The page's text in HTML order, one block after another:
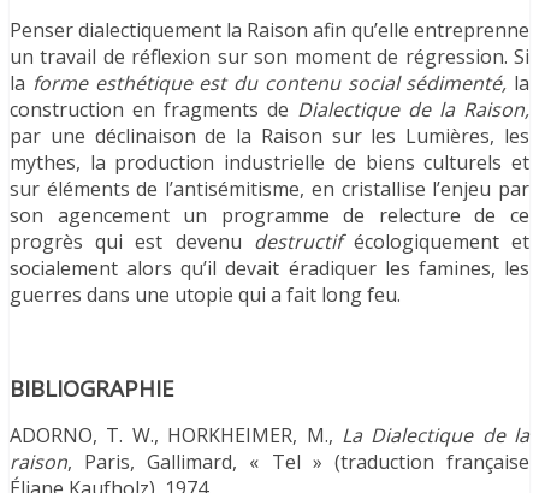
Penser dialectiquement la Raison afin qu’elle entreprenne
un travail de réflexion sur son moment de régression. Si
la forme esthétique est du contenu social sédimenté, la
construction en fragments de Dialectique de la Raison,
par une déclinaison de la Raison sur les Lumières, les
mythes, la production industrielle de biens culturels et
sur éléments de l’antisémitisme, en cristallise l’enjeu par
son agencement un programme de relecture de ce
progrès qui est devenu destructifécologiquement et
socialement alors qu’il devait éradiquer les famines, les
guerres dans une utopie qui a fait long feu.
BIBLIOGRAPHIE
ADORNO, T. W., HORKHEIMER, M., La Dialectique de la
raison, Paris, Gallimard, « Tel » (traduction française